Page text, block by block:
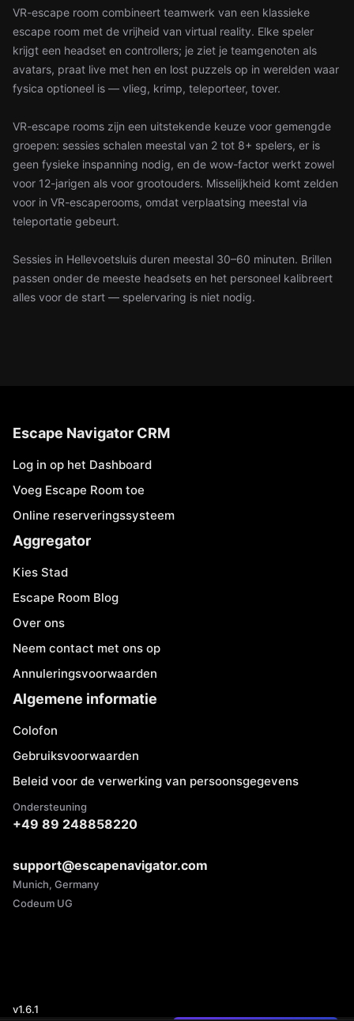
VR-escape room combineert teamwerk van een klassieke
escape room met de vrijheid van virtual reality. Elke speler
krijgt een headset en controllers; je ziet je teamgenoten als
avatars, praat live met hen en lost puzzels op in werelden waar
fysica optioneel is — vlieg, krimp, teleporteer, tover.
VR-escape rooms zijn een uitstekende keuze voor gemengde
groepen: sessies schalen meestal van 2 tot 8+ spelers, er is
geen fysieke inspanning nodig, en de wow-factor werkt zowel
voor 12-jarigen als voor grootouders. Misselijkheid komt zelden
voor in VR-escaperooms, omdat verplaatsing meestal via
teleportatie gebeurt.
Sessies in Hellevoetsluis duren meestal 30–60 minuten. Brillen
passen onder de meeste headsets en het personeel kalibreert
alles voor de start — spelervaring is niet nodig.
Escape Navigator CRM
Log in op het Dashboard
Voeg Escape Room toe
Online reserveringssysteem
Aggregator
Kies Stad
Escape Room Blog
Over ons
Neem contact met ons op
Annuleringsvoorwaarden
Algemene informatie
Colofon
Gebruiksvoorwaarden
Beleid voor de verwerking van persoonsgegevens
Ondersteuning
+49 89 248858220
support@escapenavigator.com
Munich, Germany
Codeum UG
v1.6.1